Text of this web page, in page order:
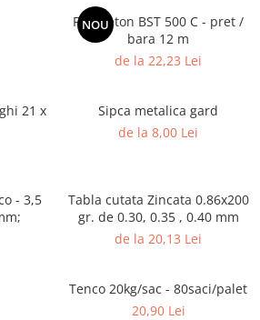
exterior
interior
NOU
Fier beton BST 500 C - pret /
bara 12 m
de la 22,23 Lei
Sipca metalica gard
de la 8,00 Lei
- 3,5
Tabla cutata Zincata 0.86x200
gr. de 0.30, 0.35 , 0.40 mm
de la 20,13 Lei
Tenco 20kg/sac - 80saci/palet
20,90 Lei